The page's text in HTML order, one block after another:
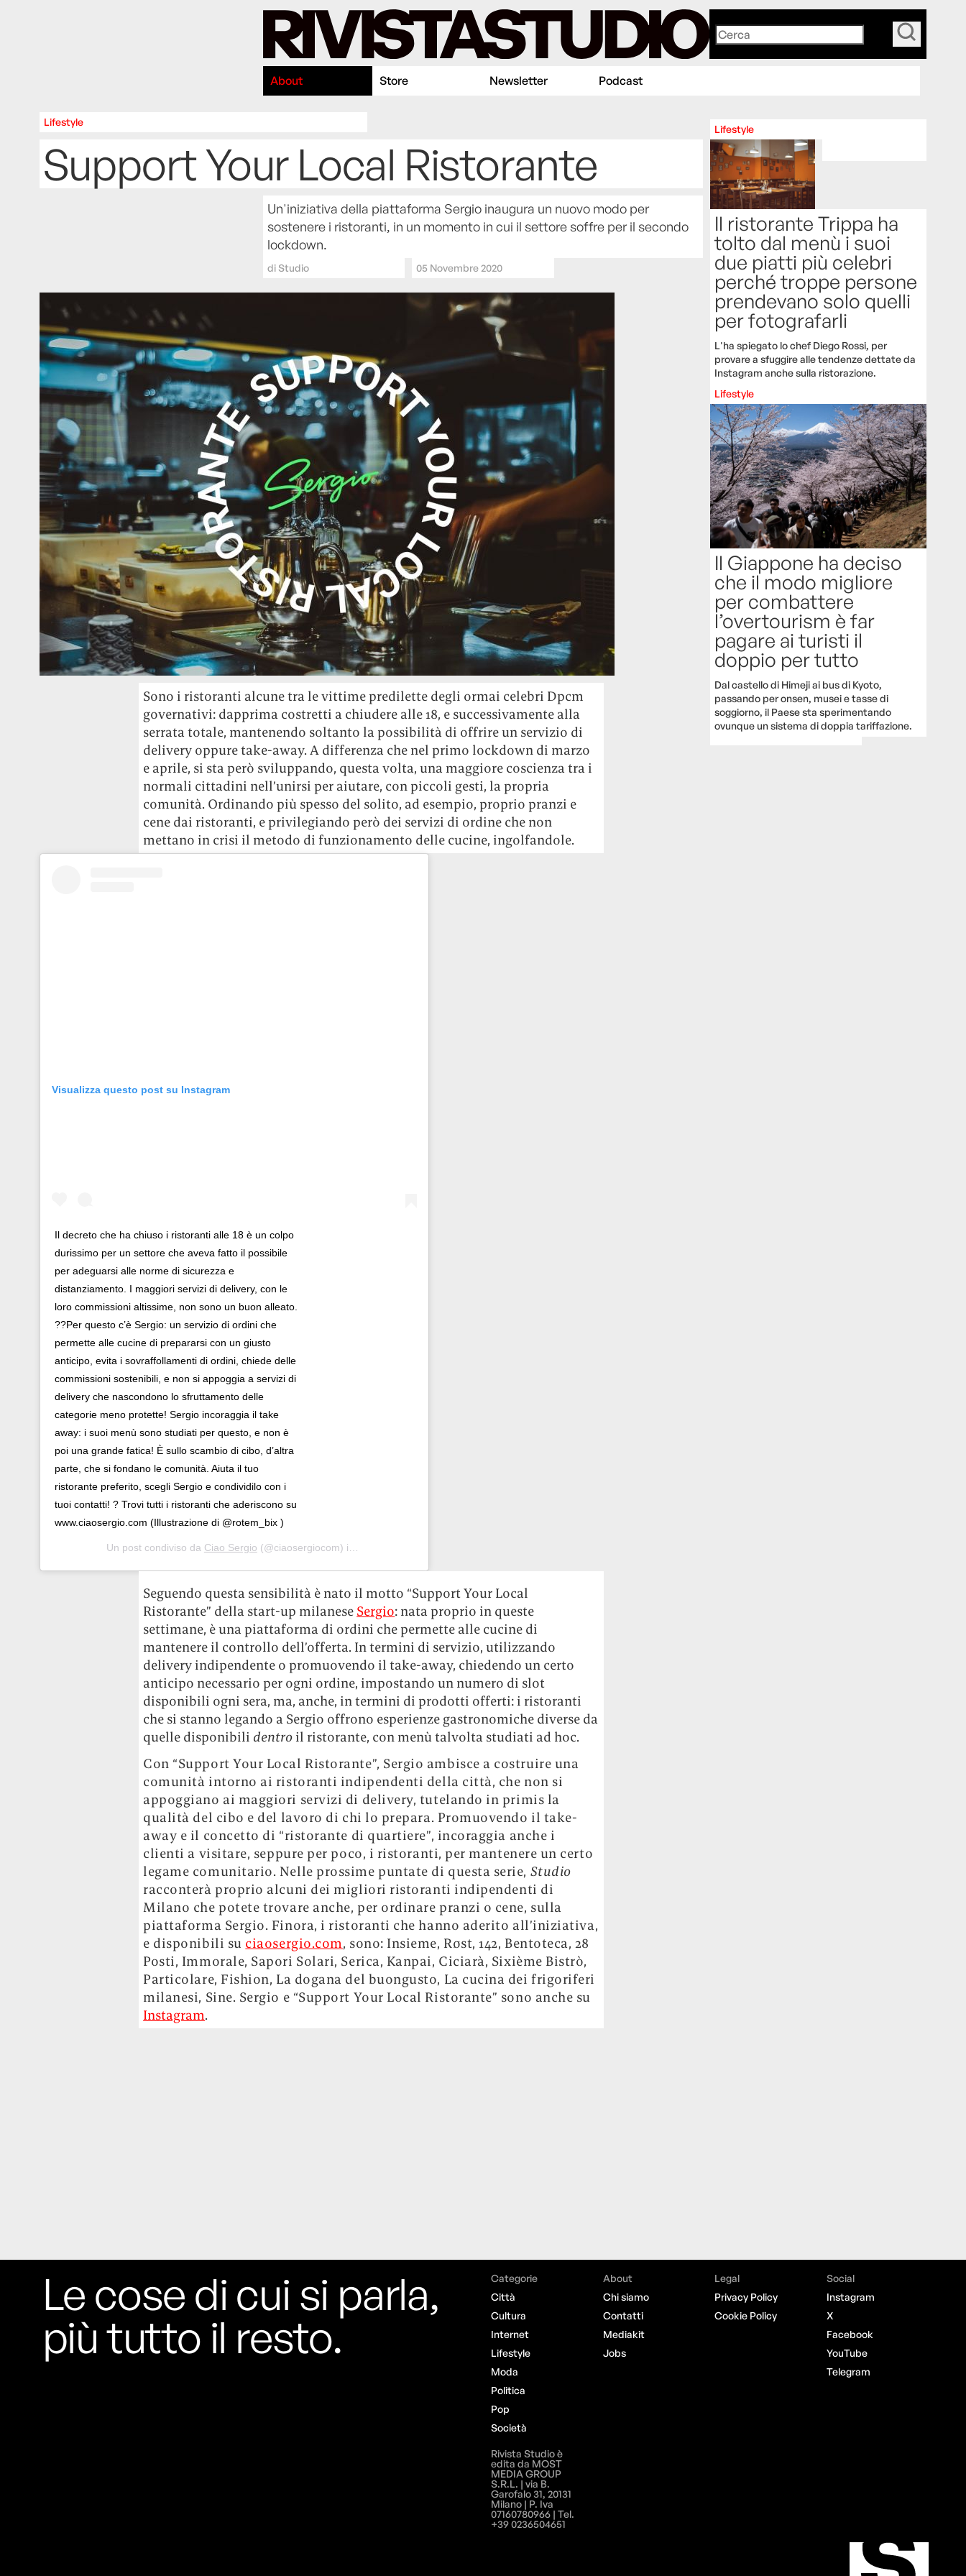
About Store Newsletter Podcast
Lifestyle
Support Your Local Ristorante
Un'iniziativa della piattaforma Sergio inaugura un nuovo modo per
sostenere i ristoranti, in un momento in cui il settore soffre per il secondo
lockdown.
diStudio 05 Novembre 2020
Sono i ristoranti alcune tra le vittime predilette degli ormai celebri Dpcm
governativi: dapprima costretti a chiudere alle 18, e successivamente alla
serrata totale, mantenendo soltanto la possibilità di offrire un servizio di
delivery oppure take-away. A differenza che nel primo lockdown di marzo
e aprile, si sta però sviluppando, questa volta, una maggiore coscienza tra i
normali cittadini nell’unirsi per aiutare, con piccoli gesti, la propria
comunità. Ordinando più spesso del solito, ad esempio, proprio pranzi e
cene dai ristoranti, e privilegiando però dei servizi di ordine che non
mettano in crisi il metodo di funzionamento delle cucine, ingolfandole.
Visualizza questo post su Instagram
Il decreto che ha chiuso i ristoranti alle 18 è un colpo
durissimo per un settore che aveva fatto il possibile
per adeguarsi alle norme di sicurezza e
distanziamento. I maggiori servizi di delivery, con le
loro commissioni altissime, non sono un buon alleato.
??Per questo c’è Sergio: un servizio di ordini che
permette alle cucine di prepararsi con un giusto
anticipo, evita i sovraffollamenti di ordini, chiede delle
commissioni sostenibili, e non si appoggia a servizi di
delivery che nascondono lo sfruttamento delle
categorie meno protette! Sergio incoraggia il take
away: i suoi menù sono studiati per questo, e non è
poi una grande fatica! È sullo scambio di cibo, d’altra
parte, che si fondano le comunità. Aiuta il tuo
ristorante preferito, scegli Sergio e condividilo con i
tuoi contatti! ? Trovi tutti i ristoranti che aderiscono su
www.ciaosergio.com (Illustrazione di @rotem_bix )
Un post condiviso da Ciao Sergio (@ciaosergiocom) in data:
Seguendo questa sensibilità è nato il motto “Support Your Local
Ristorante” della start-up milanese Sergio: nata proprio in queste
settimane, è una piattaforma di ordini che permette alle cucine di
mantenere il controllo dell’offerta. In termini di servizio, utilizzando
delivery indipendente o promuovendo il take-away, chiedendo un certo
anticipo necessario per ogni ordine, impostando un numero di slot
disponibili ogni sera, ma, anche, in termini di prodotti offerti: i ristoranti
che si stanno legando a Sergio offrono esperienze gastronomiche diverse da
quelle disponibili dentro il ristorante, con menù talvolta studiati ad hoc.
Con “Support Your Local Ristorante”, Sergio ambisce a costruire una
comunità intorno ai ristoranti indipendenti della città, che non si
appoggiano ai maggiori servizi di delivery, tutelando in primis la
qualità del cibo e del lavoro di chi lo prepara. Promuovendo il take-
away e il concetto di “ristorante di quartiere”, incoraggia anche i
clienti a visitare, seppure per poco, i ristoranti, per mantenere un certo
legame comunitario. Nelle prossime puntate di questa serie, Studio
racconterà proprio alcuni dei migliori ristoranti indipendenti di
Milano che potete trovare anche, per ordinare pranzi o cene, sulla
piattaforma Sergio. Finora, i ristoranti che hanno aderito all’iniziativa,
e disponibili su ciaosergio.com, sono: Insieme, Røst, 142, Bentoteca, 28
Posti, Immorale, Sapori Solari, Serica, Kanpai, Ciciarà, Sixième Bistrò,
Particolare, Fishion, La dogana del buongusto, La cucina dei frigoriferi
milanesi, Sine. Sergio e “Support Your Local Ristorante” sono anche su
Instagram.
Lifestyle
Il ristorante Trippa ha
tolto dal menù i suoi
due piatti più celebri
perché troppe persone
prendevano solo quelli
per fotografarli
L'ha spiegato lo chef Diego Rossi, per
provare a sfuggire alle tendenze dettate da
Instagram anche sulla ristorazione.
Lifestyle
Il Giappone ha deciso
che il modo migliore
per combattere
l’overtourism è far
pagare ai turisti il
doppio per tutto
Dal castello di Himeji ai bus di Kyoto,
passando per onsen, musei e tasse di
soggiorno, il Paese sta sperimentando
ovunque un sistema di doppia tariffazione.
Le cose di cui si parla,
più tutto il resto.
Categorie
Città
Cultura
Internet
Lifestyle
Moda
Politica
Pop
Società
About
Chi siamo
Contatti
Mediakit
Jobs
Legal
Privacy Policy
Cookie Policy
Social
Instagram
X
Facebook
YouTube
Telegram
Rivista Studio è
edita da MOST
MEDIA GROUP
S.R.L. | via B.
Garofalo 31, 20131
Milano | P. Iva
07160780966 | Tel.
+39 0236504651